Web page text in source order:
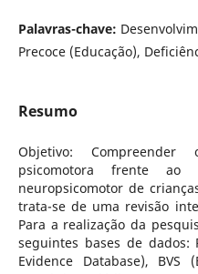
Palavras-chave:
Precoce (Educação),
Resumo
Objetivo:
psicomotora frente ao
neuropsicomotor de
trata-se de uma revisão
Para a realização da
seguintes bases de dados:
Evidence Database), BVS